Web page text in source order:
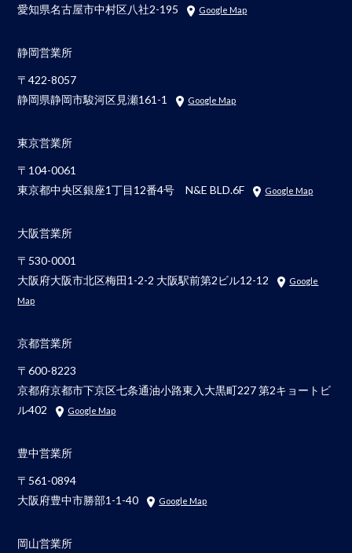
愛知県名古屋市中村区八社2-195
Google Map
静岡営業所
〒422-8057
静岡県静岡市駿河区見瀬161-1
Google Map
東京営業所
〒104-0061
東京都中央区銀座1丁目12番4号 N&E BLD.6F
Google Map
大阪営業所
〒530-0001
大阪府大阪市北区梅田1-2-2 大阪駅前第2ビル12-12
Google
Map
京都営業所
〒600-8223
京都府京都市下京区七条通油小路東入大黒町227 第2キョートビ
ル402
Google Map
豊中営業所
〒561-0894
大阪府豊中市勝部1-1-40
Google Map
岡山営業所